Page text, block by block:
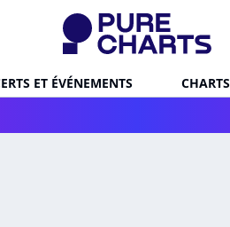
ET ÉVÉNEMENTS CHARTS